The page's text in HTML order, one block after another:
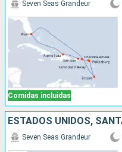
Comidas incluidas
Seven Seas Grandeur
Seven Seas Grandeur